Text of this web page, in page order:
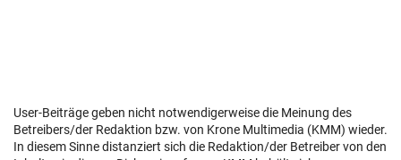
User-Beiträge geben nicht notwendigerweise die Meinung des
Betreibers/der Redaktion bzw. von Krone Multimedia (KMM) wieder.
In diesem Sinne distanziert sich die Redaktion/der Betreiber von den